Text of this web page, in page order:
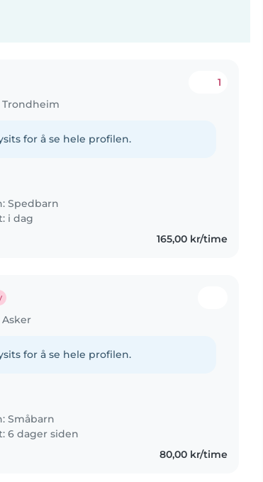
1
for å se hele profilen.
Spedbarn
i dag
165,00 kr/time
for å se hele profilen.
Småbarn
6 dager siden
80,00 kr/time